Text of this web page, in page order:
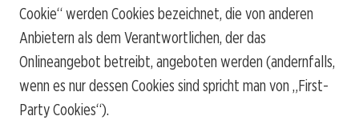
Cookie“ werden Cookies bezeichnet, die von anderen
Anbietern als dem Verantwortlichen, der das
Onlineangebot betreibt, angeboten werden (andernfalls,
wenn es nur dessen Cookies sind spricht man von „First-
Party Cookies“).